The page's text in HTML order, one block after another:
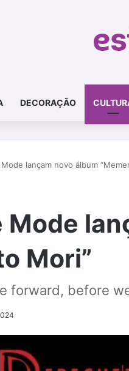
DECORAÇÃO
lançam novo álbum
Mode
Mori”
forward, before